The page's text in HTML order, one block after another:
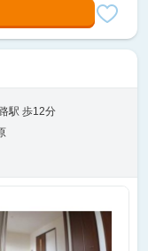
駅 歩12分